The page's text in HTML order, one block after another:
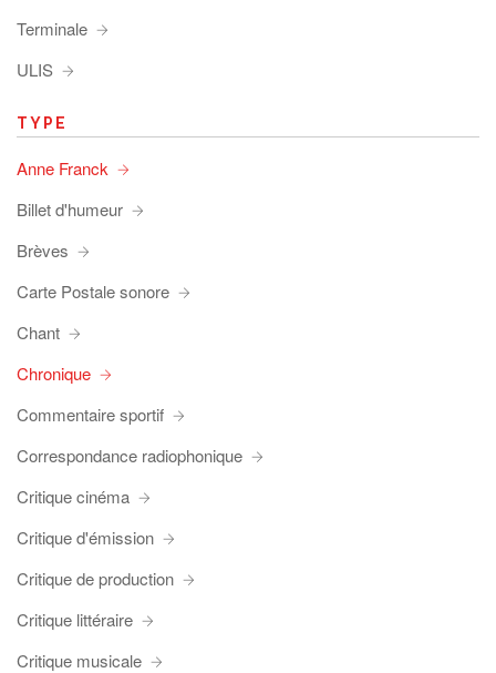
Terminale
ULIS
TYPE
Anne Franck
Billet d'humeur
Brèves
Carte Postale sonore
Chant
Chronique
Commentaire sportif
Correspondance radiophonique
Critique cinéma
Critique d'émission
Critique de production
Critique littéraire
Critique musicale